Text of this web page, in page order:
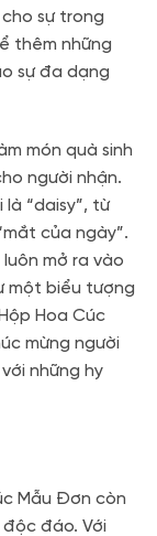
sự trong
thêm những
sự đa dạng
món quà sinh
người nhận.
“daisy”, từ
của ngày”.
mở ra vào
một biểu tượng
Hoa Cúc
mừng người
những hy
Mẫu Đơn còn
đáo. Với